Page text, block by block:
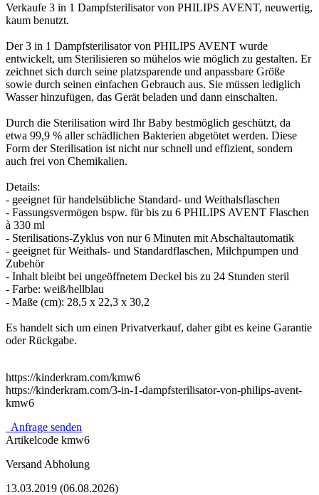
Verkaufe 3 in 1 Dampfsterilisator von PHILIPS AVENT, neuwertig,
kaum benutzt.
Der 3 in 1 Dampfsterilisator von PHILIPS AVENT wurde
entwickelt, um Sterilisieren so mühelos wie möglich zu gestalten. Er
zeichnet sich durch seine platzsparende und anpassbare Größe
sowie durch seinen einfachen Gebrauch aus. Sie müssen lediglich
Wasser hinzufügen, das Gerät beladen und dann einschalten.
Durch die Sterilisation wird Ihr Baby bestmöglich geschützt, da
etwa 99,9 % aller schädlichen Bakterien abgetötet werden. Diese
Form der Sterilisation ist nicht nur schnell und effizient, sondern
auch frei von Chemikalien.
Details:
- geeignet für handelsübliche Standard- und Weithalsflaschen
- Fassungsvermögen bspw. für bis zu 6 PHILIPS AVENT Flaschen
à 330 ml
- Sterilisations-Zyklus von nur 6 Minuten mit Abschaltautomatik
- geeignet für Weithals- und Standardflaschen, Milchpumpen und
Zubehör
- Inhalt bleibt bei ungeöffnetem Deckel bis zu 24 Stunden steril
- Farbe: weiß/hellblau
- Maße (cm): 28,5 x 22,3 x 30,2
Es handelt sich um einen Privatverkauf, daher gibt es keine Garantie
oder Rückgabe.
https://kinderkram.com/kmw6
https://kinderkram.com/3-in-1-dampfsterilisator-von-philips-avent-
kmw6
Anfrage senden
Artikelcode kmw6
Versand Abholung
13.03.2019 (06.08.2026)